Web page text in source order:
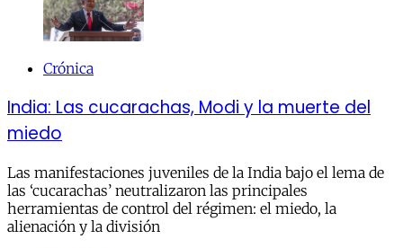
Crónica
India: Las cucarachas, Modi y la muerte del
miedo
Las manifestaciones juveniles de la India bajo el lema de
las ‘cucarachas’ neutralizaron las principales
herramientas de control del régimen: el miedo, la
alienación y la división